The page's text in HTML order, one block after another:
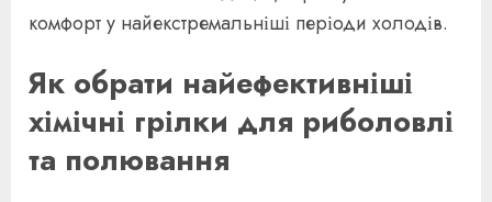
комфорт у найекстремальніші періоди холодів.
Як обрати найефективніші
хімічні грілки для риболовлі
та полювання